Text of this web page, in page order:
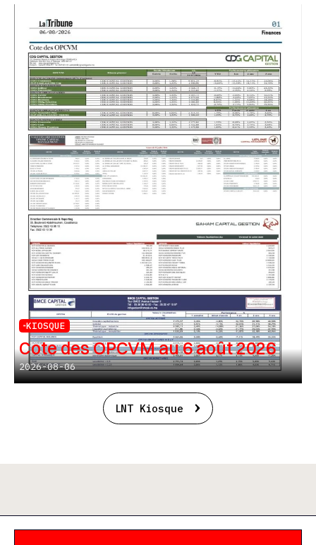
KIOSQUE
Cote des OPCVM au 6 août 2026
2026-08-06
LNT Kiosque